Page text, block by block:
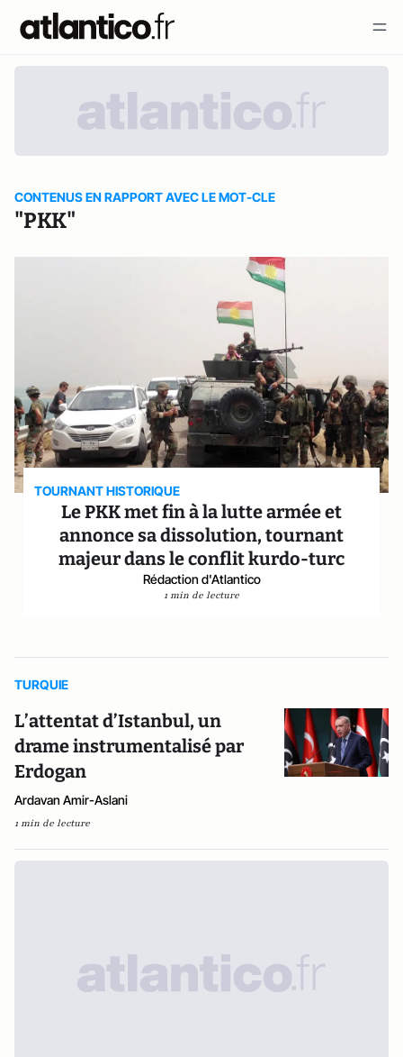
CONTENUS EN RAPPORT AVEC LE MOT-CLE
"PKK"
TOURNANT HISTORIQUE
Le PKK met fin à la lutte armée et
annonce sa dissolution, tournant
majeur dans le conflit kurdo-turc
Rédaction d'Atlantico
1 min de lecture
TURQUIE
L’attentat d’Istanbul, un
drame instrumentalisé par
Erdogan
Ardavan Amir-Aslani
1 min de lecture